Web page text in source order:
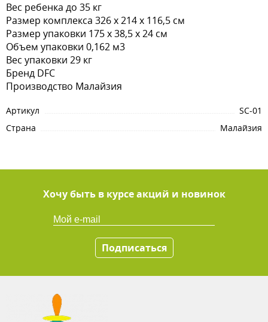
Вес ребенка до 35 кг
Размер комплекса 326 х 214 х 116,5 см
Размер упаковки 175 х 38,5 х 24 см
Объем упаковки 0,162 м3
Вес упаковки 29 кг
Бренд DFC
Производство Малайзия
Артикул
SC-01
Страна
Малайзия
Хочу быть в курсе акций и новинок
Подписаться